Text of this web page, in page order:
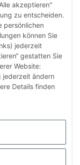
akzeptieren"
zu entscheiden.
persönlichen
können Sie
jederzeit
gestatten Sie
Website:
jederzeit ändern
Details finden